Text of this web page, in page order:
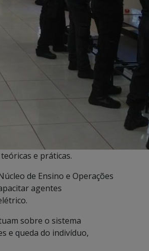
e práticas.
de Ensino e Operações
agentes
sobre o sistema
e queda do indivíduo,